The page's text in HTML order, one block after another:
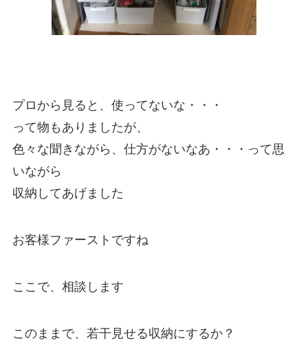
プロから見ると、使ってないな・・・
って物もありましたが、
色々な聞きながら、仕方がないなあ・・・って思
いながら
収納してあげました
お客様ファーストですね
ここで、相談します
このままで、若干見せる収納にするか？